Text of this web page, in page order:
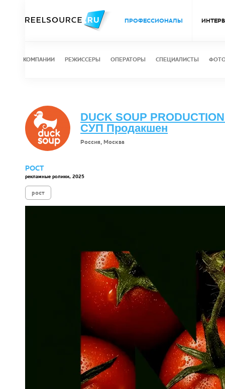
ПРОФЕССИОНАЛЫ
КОМПАНИИ РЕЖИССЕРЫ ОПЕРАТОРЫ СПЕЦИАЛИСТЫ
DUCK SOUP
СУП Продакшен
Россия, Москва
РОСТ
рекламные ролики, 2025
рост